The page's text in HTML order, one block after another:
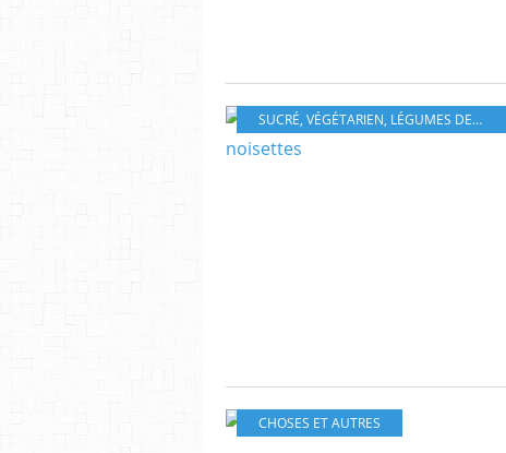
SUCRÉ, VÉGÉTARIEN, LÉGUMES DE SAISON
CHOSES ET AUTRES